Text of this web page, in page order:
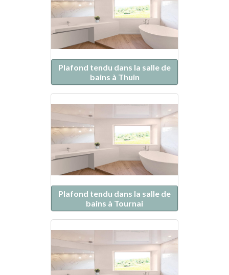
Plafond tendu dans la salle de
bains à Thuin
Plafond tendu dans la salle de
bains à Tournai